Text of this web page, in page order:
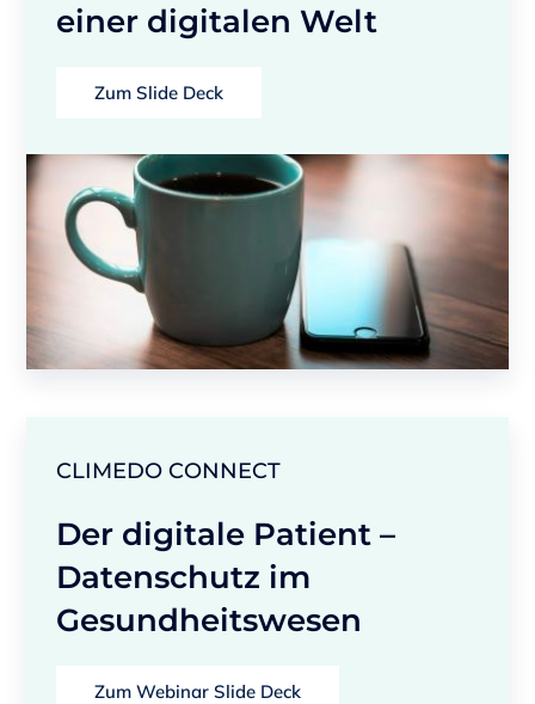
einer digitalen Welt
Zum Slide Deck
CLIMEDO CONNECT
Der digitale Patient –
Datenschutz im
Gesundheitswesen
Zum Webinar Slide Deck